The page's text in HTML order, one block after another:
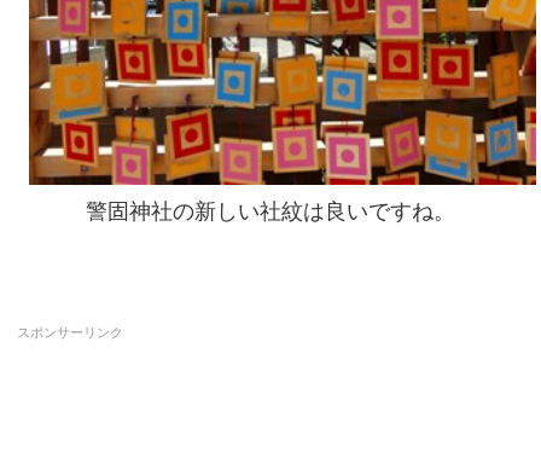
警固神社の新しい社紋は良いですね。
スポンサーリンク